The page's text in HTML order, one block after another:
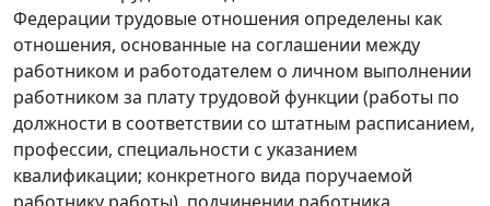
Федерации трудовые отношения определены как
отношения, основанные на соглашении между
работником и работодателем о личном выполнении
работником за плату трудовой функции (работы по
должности в соответствии со штатным расписанием,
профессии, специальности с указанием
квалификации; конкретного вида поручаемой